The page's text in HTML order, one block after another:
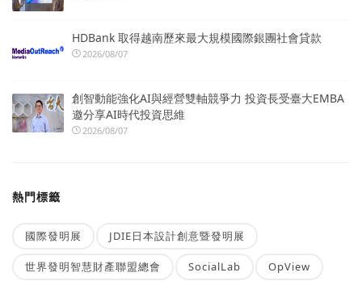
HDBank 取得越南歷來最大規模國際銀團社會貸款
2026/08/07
創智動能強化AI與經營雙軸競爭力 投資長受臺大EMBA
邀分享AI時代投資思維
2026/08/07
熱門標籤
國際發明展 JDIE日本設計創意暨發明展
世界發明智慧財產聯盟總會 SocialLab OpView